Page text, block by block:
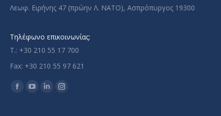
Λεωφ. Ειρήνης 47 (πρώην Λ. ΝΑΤΟ), Ασπρόπυργος 19300
Τηλέφωνο επικοινωνίας:
T.: +30 210 55 17 700
Fax: +30 210 55 97 621
Find us on:
FacebookYouTubeLinkedinInstagram